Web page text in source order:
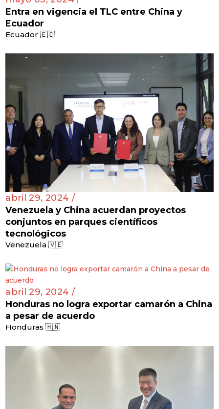
Entra en vigencia el TLC entre China y
Ecuador
Ecuador 🇪🇨
abril 29, 2024 /
Venezuela y China acuerdan proyectos
conjuntos en parques científicos
tecnológicos
Venezuela 🇻🇪
abril 29, 2024 /
Honduras no logra exportar camarón a China
a pesar de acuerdo
Honduras 🇭🇳